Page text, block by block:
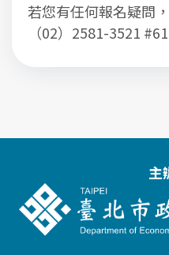
若您有任何報名疑問
（02）2581-3521
主